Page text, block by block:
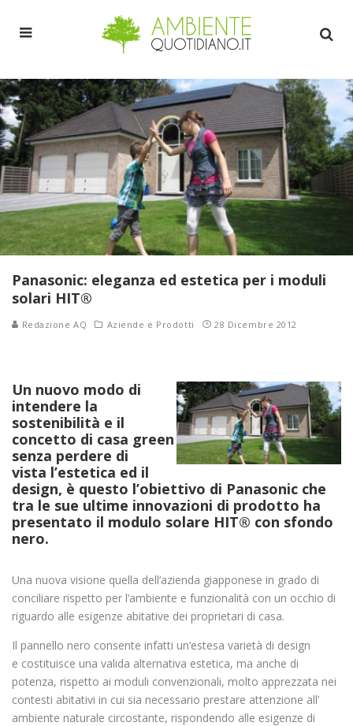
Panasonic: eleganza ed estetica per i moduli
solari HIT®
Redazione AQ Aziende e Prodotti 28 Dicembre 2012
Un nuovo modo di
intendere la
sostenibilità e il
concetto di casa green
senza perdere di
vista l’estetica ed il
design, è questo l’obiettivo di Panasonic che
tra le sue ultime innovazioni di prodotto ha
presentato il modulo solare HIT® con sfondo
nero.
Una nuova visione quella dell’azienda giapponese in grado di
conciliare rispetto per l’ambiente e funzionalità con un occhio di
riguardo alle esigenze abitative dei proprietari di casa.
Il pannello nero consente infatti un’estesa varietà di design
e costituisce una valida alternativa estetica, ma anche di
potenza, rispetto ai moduli convenzionali, molto apprezzata nei
contesti abitativi in cui sia necessario prestare attenzione all’
ambiente naturale circostante, rispondendo alle esigenze di